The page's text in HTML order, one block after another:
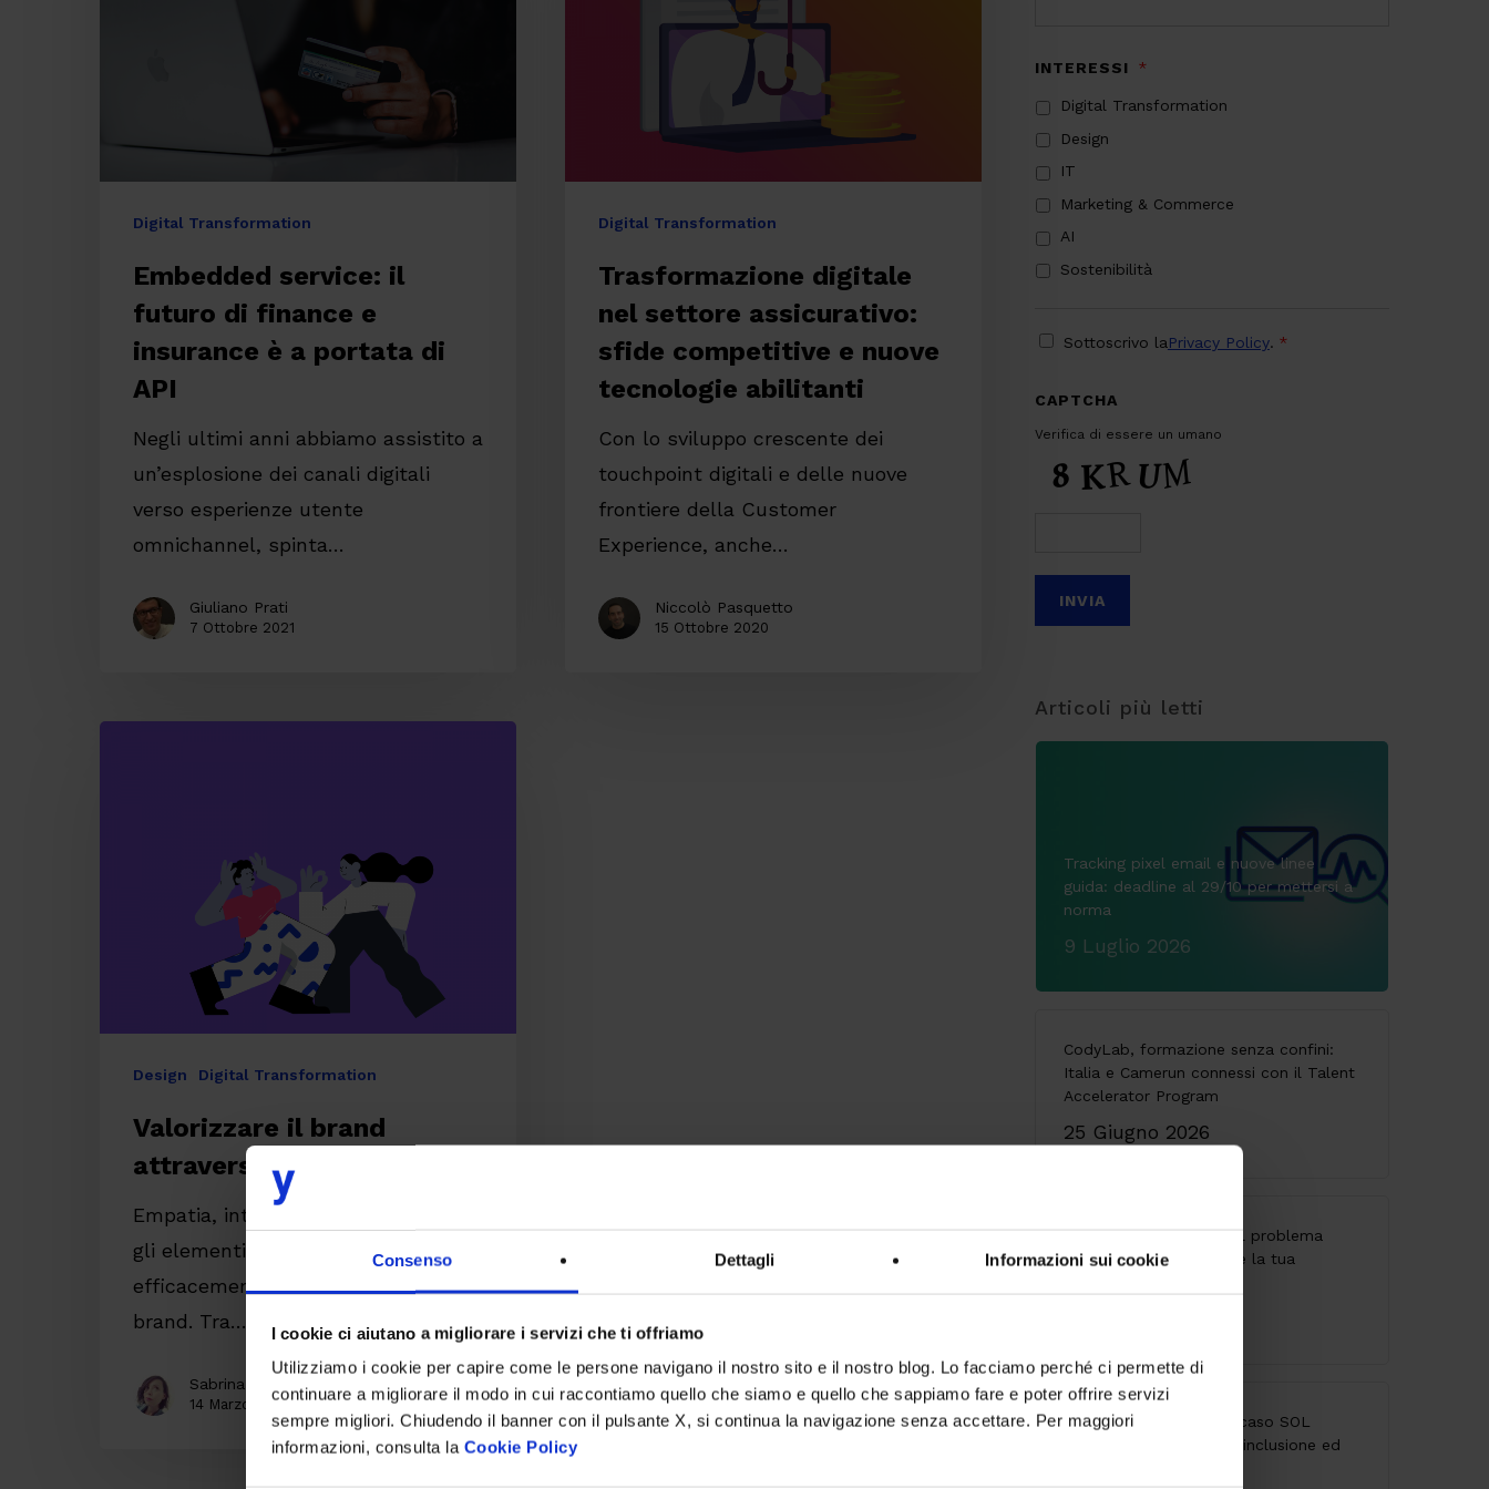
Consenso Dettagli Informazioni sui cookie
I cookie ci aiutano a migliorare i servizi che ti offriamo
Utilizziamo i cookie per capire come le persone navigano il nostro sito e il nostro blog. Lo facciamo perché ci permette di
continuare a migliorare il modo in cui raccontiamo quello che siamo e quello che sappiamo fare e poter offrire servizi
sempre migliori. Chiudendo il banner con il pulsante X, si continua la navigazione senza accettare. Per maggiori
informazioni, consulta la Cookie Policy
Premi invio per cercare o ESC per chiudere
Digital Transformation
Embedded service: il
futuro di finance e
insurance è a portata di
API
Negli ultimi anni abbiamo assistito a
un’esplosione dei canali digitali
verso esperienze utente
omnichannel, spinta…
Giuliano Prati
7 Ottobre 2021
assicurativo:
Digital Transformation
Trasformazione digitale
nel settore assicurativo:
sfide competitive e nuove
tecnologie abilitanti
Con lo sviluppo crescente dei
touchpoint digitali e delle nuove
frontiere della Customer
Experience, anche…
Niccolò Pasquetto
15 Ottobre 2020
Design Digital Transformation
Valorizzare il brand
attraverso le illustrazioni
Empatia, interazione, coerenza sono
gli elementi chiave per diffondere
efficacemente i valori di un
brand. Tra…
Sabrina Lucchese
14 Marzo 2019
INTERESSI *
Digital Transformation
Design
IT
Marketing & Commerce
AI
Sostenibilità
Sottoscrivo laPrivacy Policy. *
CAPTCHA
Verifica di essere un umano
Articoli più letti
Tracking pixel email e nuove linee
guida: deadline al 29/10 per mettersi a
norma
9 Luglio 2026
CodyLab, formazione senza confini:
Italia e Camerun connessi con il Talent
Accelerator Program
25 Giugno 2026
API senza governance: il problema
invisibile che indebolisce la tua
Accessibilità digitale: il caso SOL
Veritas tra innovazione, inclusione ed